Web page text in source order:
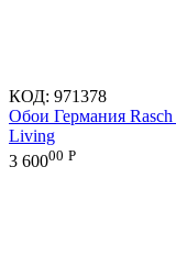
КОД: 971378
Обои Германия
Living
3 60000 Р